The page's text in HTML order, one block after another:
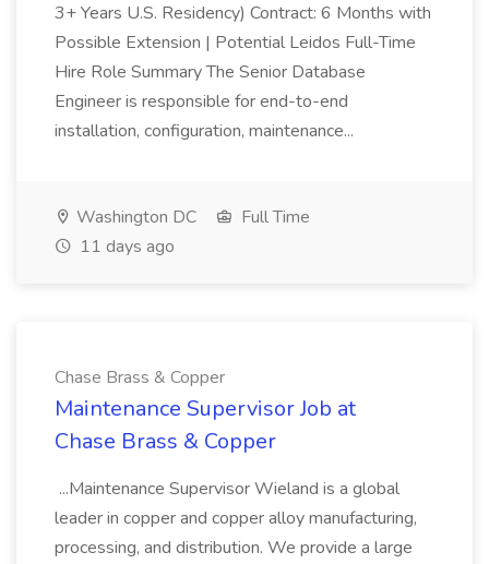
3+ Years U.S. Residency) Contract: 6 Months with
Possible Extension | Potential Leidos Full-Time
Hire Role Summary The Senior Database
Engineer is responsible for end-to-end
installation, configuration, maintenance...
Washington DC
Full Time
11 days ago
Chase Brass & Copper
Maintenance Supervisor Job at
Chase Brass & Copper
...Maintenance Supervisor Wieland is a global
leader in copper and copper alloy manufacturing,
processing, and distribution. We provide a large